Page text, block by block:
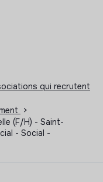
qui recrutent
>
(F/H) - Saint-
- Social -